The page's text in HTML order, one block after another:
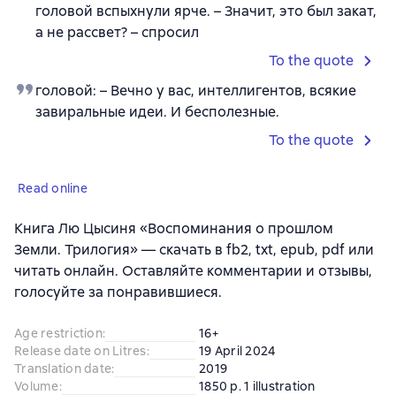
головой вспыхнули ярче. – Значит, это был закат,
а не рассвет? – спросил
To the quote
головой: – Вечно у вас, интеллигентов, всякие
завиральные идеи. И бесполезные.
To the quote
Read online
Книга Лю Цысиня «Воспоминания о прошлом
Земли. Трилогия» — скачать в fb2, txt, epub, pdf или
читать онлайн. Оставляйте комментарии и отзывы,
голосуйте за понравившиеся.
Age restriction:
16+
Release date on Litres:
19 April 2024
Translation date:
2019
Volume:
1850 p. 1 illustration